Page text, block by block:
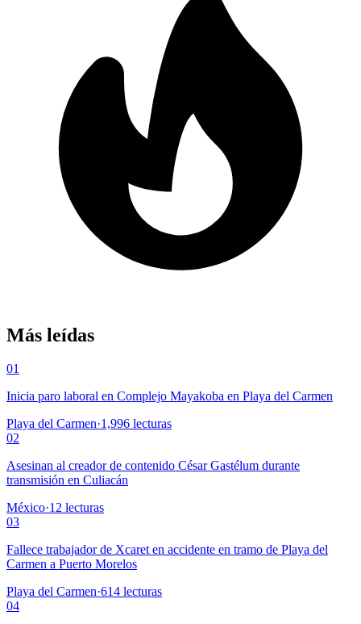
Más leídas
01
Inicia paro laboral en Complejo Mayakoba en Playa del Carmen
Playa del Carmen·1,996 lecturas
02
Asesinan al creador de contenido César Gastélum durante
transmisión en Culiacán
México·12 lecturas
03
Fallece trabajador de Xcaret en accidente en tramo de Playa del
Carmen a Puerto Morelos
Playa del Carmen·614 lecturas
04